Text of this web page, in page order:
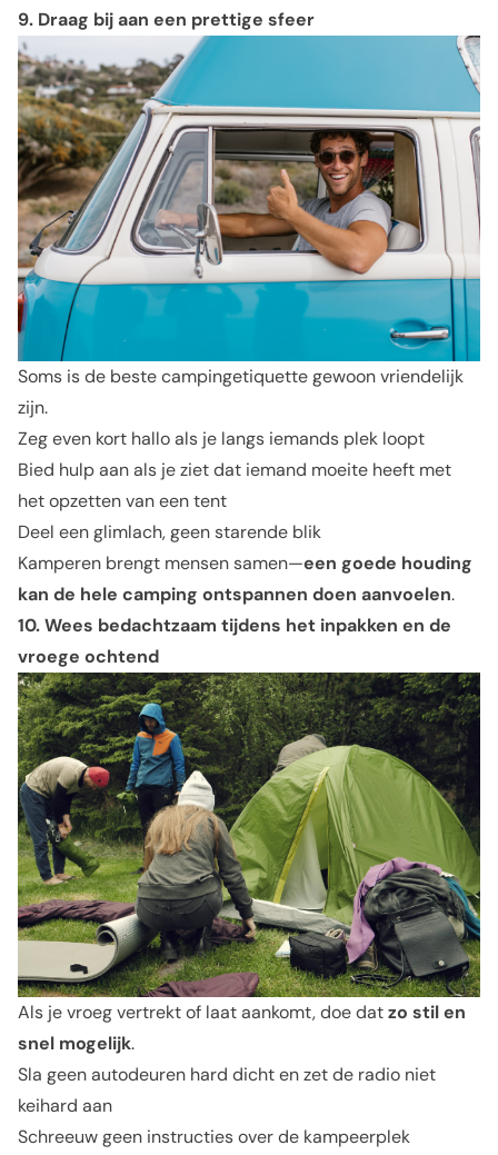
9. Draag bij aan een prettige sfeer
Soms is de beste campingetiquette gewoon vriendelijk
zijn.
Zeg even kort hallo als je langs iemands plek loopt
Bied hulp aan als je ziet dat iemand moeite heeft met
het opzetten van een tent
Deel een glimlach, geen starende blik
Kamperen brengt mensen samen—een goede houding
kan de hele camping ontspannen doen aanvoelen.
10. Wees bedachtzaam tijdens het inpakken en de
vroege ochtend
Als je vroeg vertrekt of laat aankomt, doe datzo stil en
snel mogelijk.
Sla geen autodeuren hard dicht en zet de radio niet
keihard aan
Schreeuw geen instructies over de kampeerplek